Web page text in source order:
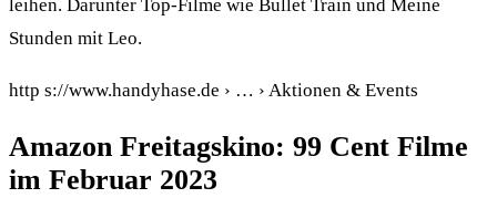
leihen. Darunter Top-Filme wie Bullet Train und Meine
Stunden mit Leo.
http s://www.handyhase.de › … › Aktionen & Events
Amazon Freitagskino: 99 Cent Filme
im Februar 2023